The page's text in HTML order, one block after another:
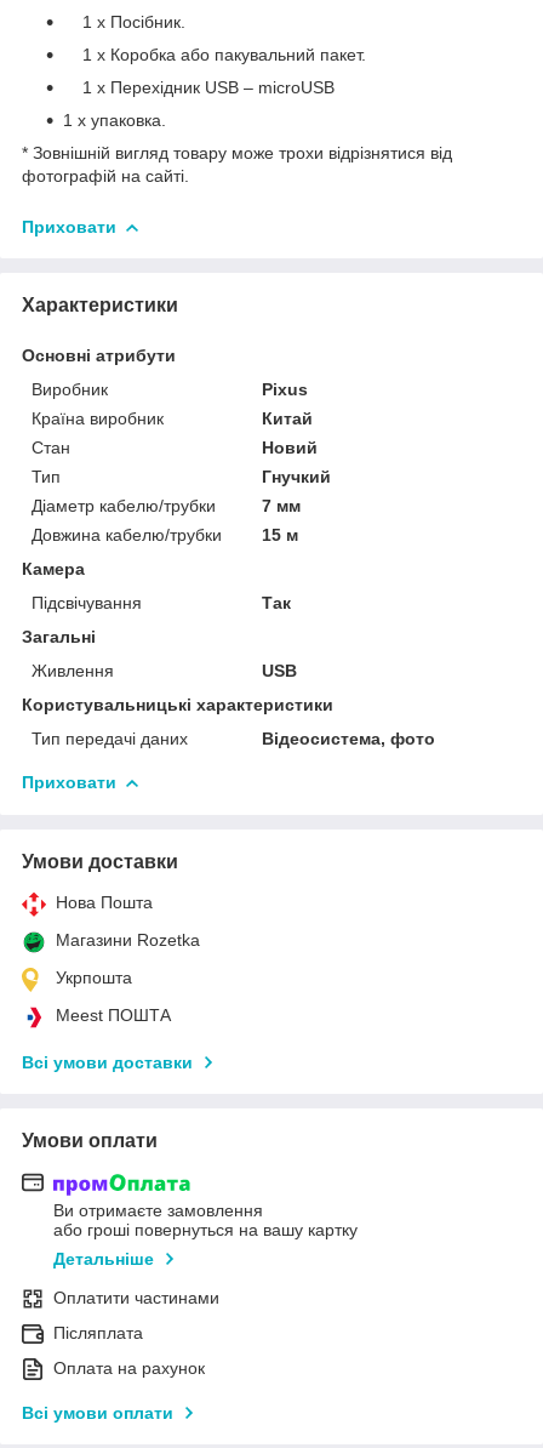
1 x Посібник.
1 x Коробка або пакувальний пакет.
1 x Перехідник USB – microUSB
1 х упаковка.
* Зовнішній вигляд товару може трохи відрізнятися від
фотографій на сайті.
Приховати
Характеристики
Основні атрибути
Виробник
Pixus
Країна виробник
Китай
Стан
Новий
Тип
Гнучкий
Діаметр кабелю/трубки
7 мм
Довжина кабелю/трубки
15 м
Камера
Підсвічування
Так
Загальні
Живлення
USB
Користувальницькі характеристики
Тип передачі даних
Відеосистема, фото
Приховати
Умови доставки
Нова Пошта
Магазини Rozetka
Укрпошта
Meest ПОШТА
Всі умови доставки
Умови оплати
Ви отримаєте замовлення
або гроші повернуться на вашу картку
Детальніше
Оплатити частинами
Післяплата
Оплата на рахунок
Всі умови оплати